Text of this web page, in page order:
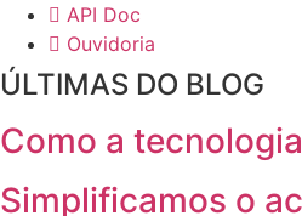
API Doc
Ouvidoria
ÚLTIMAS DO BLOG
Como a
Simplificamos o